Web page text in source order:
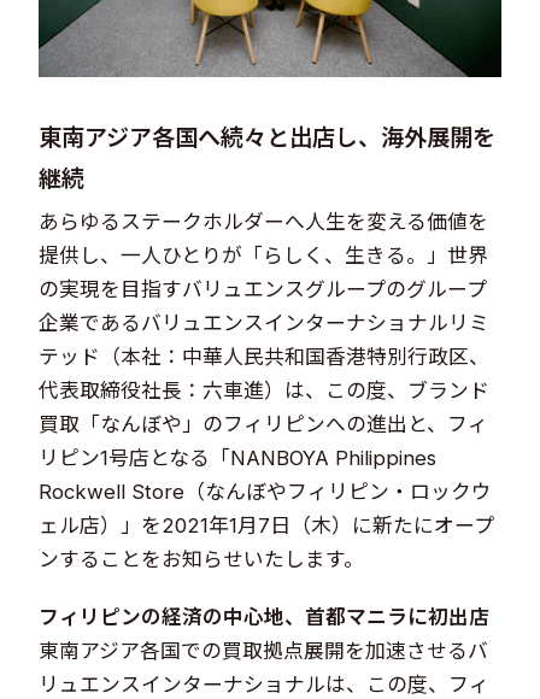
© Valuence Holdings Inc.
東南アジア各国へ続々と出店し、海外展開を
継続​
あらゆるステークホルダーへ人生を変える価値を
提供し、一人ひとりが「らしく、生きる。」世界
の実現を目指すバリュエンスグループのグループ
企業であるバリュエンスインターナショナルリミ
テッド（本社：中華人民共和国香港特別行政区、
代表取締役社長：六車進）は、この度、ブランド
買取「なんぼや」のフィリピンへの進出と、フィ
リピン1号店となる「NANBOYA Philippines
Rockwell Store（なんぼやフィリピン・ロックウ
ェル店）」を2021年1月7日（木）に新たにオープ
ンすることをお知らせいたします。​
フィリピンの経済の中心地、首都マニラに初出店​
東南アジア各国での買取拠点展開を加速させるバ
リュエンスインターナショナルは、この度、フィ